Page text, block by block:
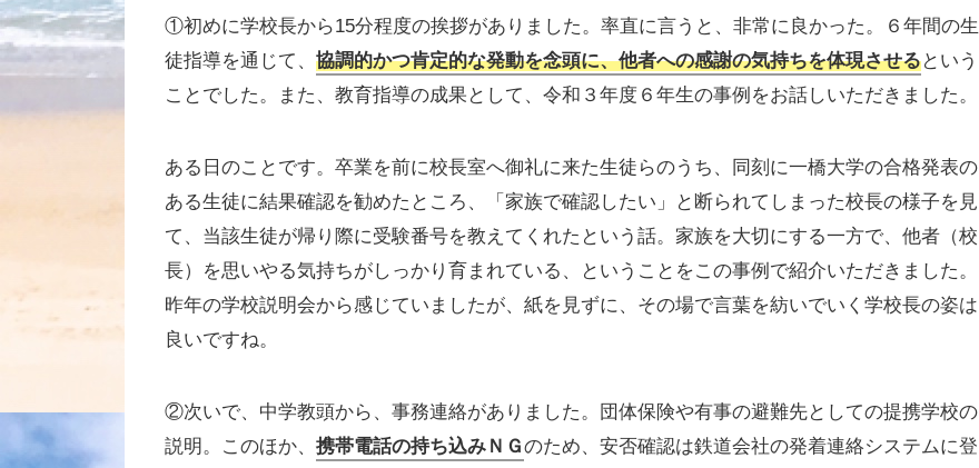
①初めに学校長から15分程度の挨拶がありました。率直に言うと、非常に良かった。６年間の生
徒指導を通じて、 協調的かつ肯定的な発動を念頭に、他者への感謝の気持ちを体現させるという
ことでした。また、教育指導の成果として、令和３年度６年生の事例をお話しいただきました。
ある日のことです。卒業を前に校長室へ御礼に来た生徒らのうち、同刻に一橋大学の合格発表の
ある生徒に結果確認を勧めたところ、「家族で確認したい」と断られてしまった校長の様子を見
て、当該生徒が帰り際に受験番号を教えてくれたという話。家族を大切にする一方で、他者（校
長）を思いやる気持ちがしっかり育まれている、ということをこの事例で紹介いただきました。
昨年の学校説明会から感じていましたが、紙を見ずに、その場で言葉を紡いでいく学校長の姿は
良いですね。
②次いで、中学教頭から、事務連絡がありました。団体保険や有事の避難先としての提携学校の
説明。このほか、 携帯電話の持ち込みＮＧのため、安否確認は鉄道会社の発着連絡システムに登